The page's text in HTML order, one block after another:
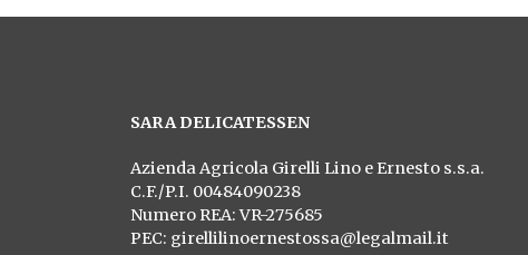
SARA DELICATESSEN
Azienda Agricola Girelli Lino e Ernesto s.s.a.
C.F./P.I. 00484090238
Numero REA: VR-275685
PEC: girellilinoernestossa@legalmail.it